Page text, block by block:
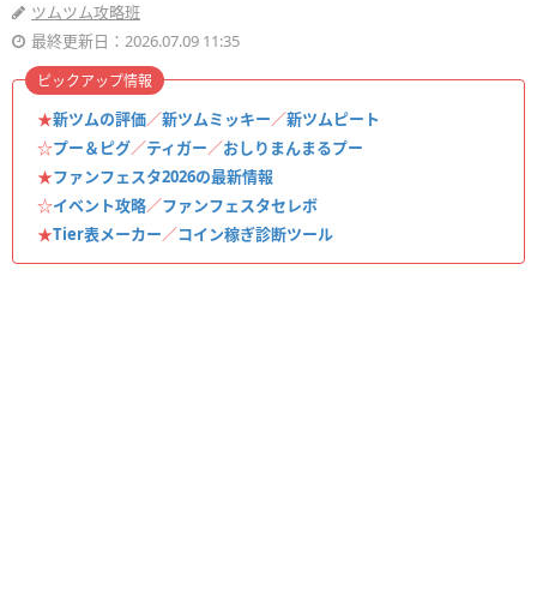
ツムツム攻略班
最終更新日：2026.07.09 11:35
★新ツムの評価／新ツムミッキー／新ツムピート
☆プー＆ピグ／ティガー／おしりまんまるプー
★ファンフェスタ2026の最新情報
☆イベント攻略／ファンフェスタセレボ
★Tier表メーカー／コイン稼ぎ診断ツール
ピックアップ情報